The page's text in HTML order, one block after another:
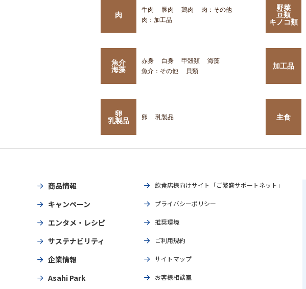
肉
牛肉 豚肉 鶏肉
肉：その他
肉：加工品
野菜
豆類
キノコ類
魚介
海藻
赤身 白身 甲殻類
海藻
魚介：その他
貝類
加工品
卵
乳製品
卵 乳製品 主食
商品情報
キャンペーン
エンタメ・レシピ
サステナビリティ
企業情報
Asahi Park
飲食店様向けサイト「ご繁盛サポートネット」
プライバシーポリシー
推奨環境
ご利用規約
サイトマップ
お客様相談室